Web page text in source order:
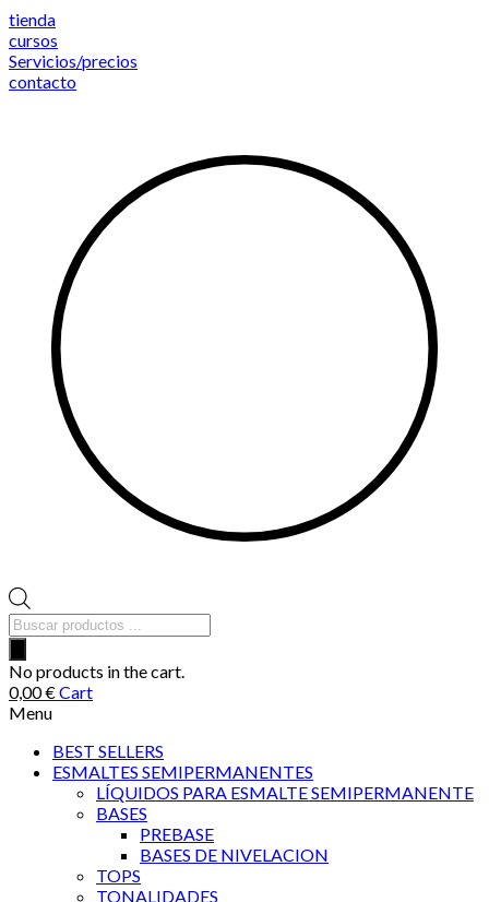
Saltar
al
contenido
tienda
cursos
Servicios/precios
contacto
Búsqueda
de
productos
No products in the cart.
0,00€Cart
Menu
BEST SELLERS
ESMALTES SEMIPERMANENTES
LÍQUIDOS PARA ESMALTE SEMIPERMANENTE
BASES
PREBASE
BASES DE NIVELACION
TOPS
TONALIDADES